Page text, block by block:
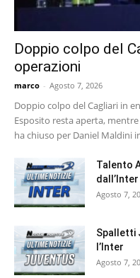
Doppio colpo del
operazioni
marco - Agosto 7, 2026
Doppio colpo del Cagliari in
Esposito resta aperta,
ha chiuso per Daniel Maldini
Talento
dall’Inter
Agosto 7,
Spalletti
l’Inter
Agosto 7,